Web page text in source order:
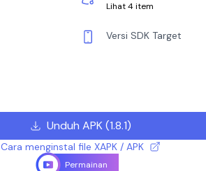
Lihat 4 item
Versi SDK Target
Unduh APK(1.8.1)
Cara menginstal file XAPK / APK
Permainan